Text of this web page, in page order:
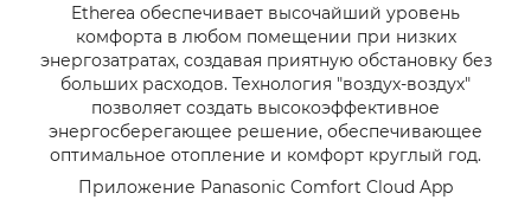
Etherea обеспечивает высочайший уровень
комфорта в любом помещении при низких
энергозатратах, создавая приятную обстановку без
больших расходов. Технология "воздух-воздух"
позволяет создать высокоэффективное
энергосберегающее решение, обеспечивающее
оптимальное отопление и комфорт круглый год.
Приложение Panasonic Comfort Cloud App